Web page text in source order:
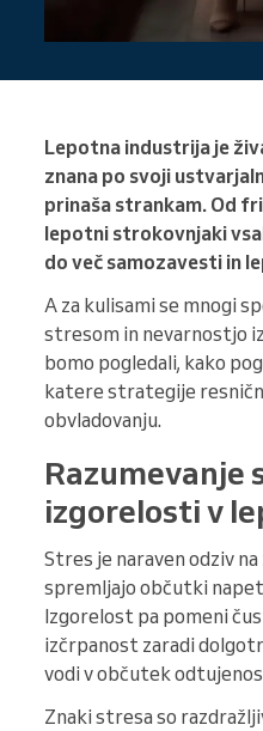
Lepotna industrija je
znana po svoji
prinaša strankam. Od
lepotni strokovnjaki
do več samozavesti in
A za kulisami se mnogi
stresom in nevarnostjo
bomo pogledali, kako
katere strategije
obvladovanju.
Razumevanje
izgorelosti v
Stres je naraven odziv
spremljajo občutki
Izgorelost pa pomeni
izčrpanost zaradi
vodi v občutek
Znaki stresa so